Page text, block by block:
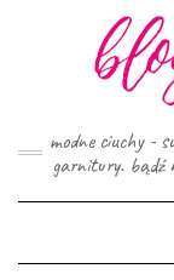
modne ciuchy -
garnitury. bądź